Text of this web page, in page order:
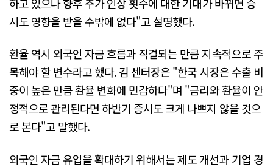
시도 영향을 받을 수밖에 없다"고 설명했다.
환율 역시 외국인 자금 흐름과 직결되는 만큼 지속적으로 주
목해야 할 변수라고 했다. 김 센터장은 "한국 시장은 수출 비
중이 높은 만큼 환율 변화에 민감하다"며 "금리와 환율이 안
정적으로 관리된다면 하반기 증시도 크게 나쁘지 않을 것으
로 본다"고 말했다.
외국인 자금 유입을 확대하기 위해서는 제도 개선과 기업 경